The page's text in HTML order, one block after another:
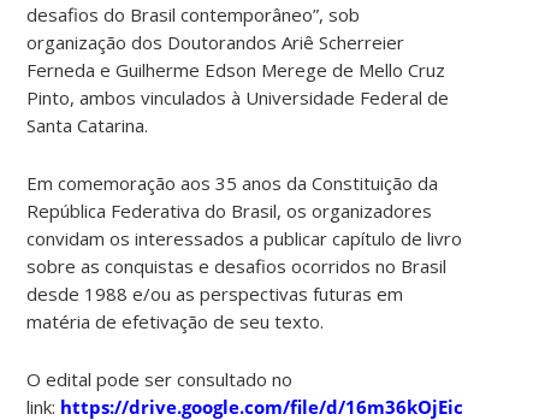
desafios do Brasil contemporâneo”, sob
organização dos Doutorandos Ariê Scherreier
Ferneda e Guilherme Edson Merege de Mello Cruz
Pinto, ambos vinculados à Universidade Federal de
Santa Catarina.
Em comemoração aos 35 anos da Constituição da
República Federativa do Brasil, os organizadores
convidam os interessados a publicar capítulo de livro
sobre as conquistas e desafios ocorridos no Brasil
desde 1988 e/ou as perspectivas futuras em
matéria de efetivação de seu texto.
O edital pode ser consultado no
link: https://drive.google.com/file/d/